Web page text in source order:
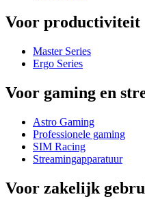
Voor productiviteit
Master Series
Ergo Series
Voor gaming en
Astro Gaming
Professionele gaming
SIM Racing
Streamingapparatuur
Voor zakelijk